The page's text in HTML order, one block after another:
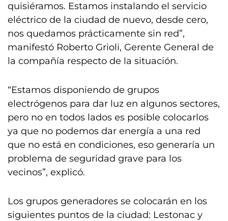
quisiéramos. Estamos instalando el servicio
eléctrico de la ciudad de nuevo, desde cero,
nos quedamos prácticamente sin red”,
manifestó Roberto Grioli, Gerente General de
la compañía respecto de la situación.
“Estamos disponiendo de grupos
electrógenos para dar luz en algunos sectores,
pero no en todos lados es posible colocarlos
ya que no podemos dar energía a una red
que no está en condiciones, eso generaría un
problema de seguridad grave para los
vecinos”, explicó.
Los grupos generadores se colocarán en los
siguientes puntos de la ciudad: Lestonac y